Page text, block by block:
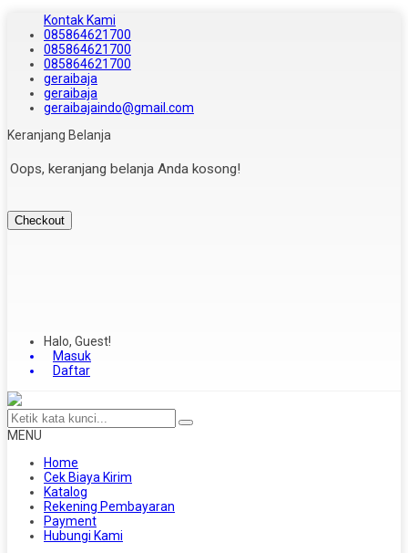
Kontak Kami
085864621700
085864621700
085864621700
geraibaja
geraibaja
geraibajaindo@gmail.com
Keranjang Belanja
Oops, keranjang belanja Anda kosong!
Checkout
Halo, Guest!
Masuk
Daftar
MENU
Home
Cek Biaya Kirim
Katalog
Rekening Pembayaran
Payment
Hubungi Kami